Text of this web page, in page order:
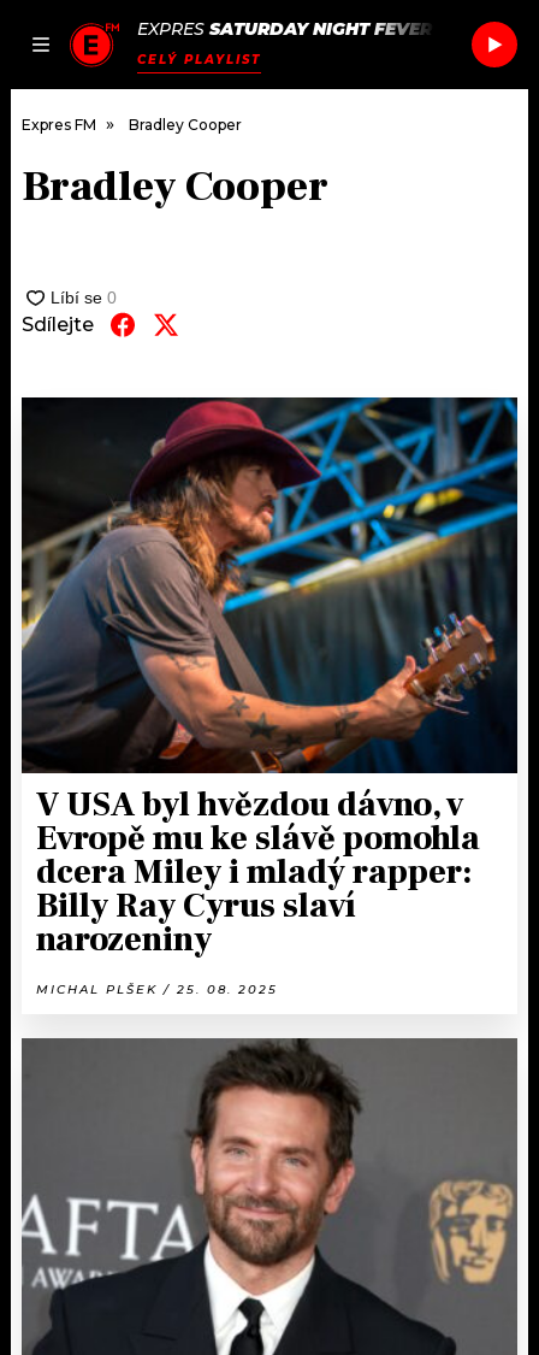
JAK
SEZNAM.CZ
EXPRES SATURDAY NIGHT FEVER
CELÝ PLAYLIST
DOMŮ
AKTUÁLNĚ
#NEBUDUDOMA
KALENDÁŘ
KVÍZY
TRENDY
MIX
OSTATNÍ
PODCASTY
APLIKACE
PROGRAM
PLAYLIST
JAK NALADIT
SOUTĚŽE
Expres FM Bradley Cooper
Bradley Cooper
Sdílejte
V USA byl hvězdou dávno, v
Evropě mu ke slávě pomohla
dcera Miley i mladý rapper:
Billy Ray Cyrus slaví
narozeniny
MICHAL PLŠEK / 25. 08. 2025